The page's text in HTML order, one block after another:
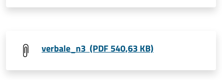
verbale_n3 (PDF 540,63 KB)